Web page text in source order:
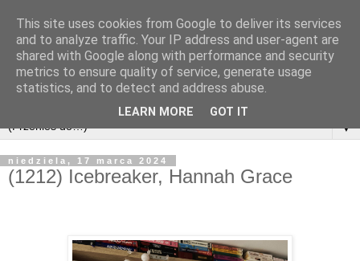
▼
niedziela, 17 marca 2024
(1212) Icebreaker, Hannah Grace
This site uses cookies from Google to deliver its services
and to analyze traffic. Your IP address and user-agent are
shared with Google along with performance and security
metrics to ensure quality of service, generate usage
statistics, and to detect and address abuse.
LEARN MORE GOT IT